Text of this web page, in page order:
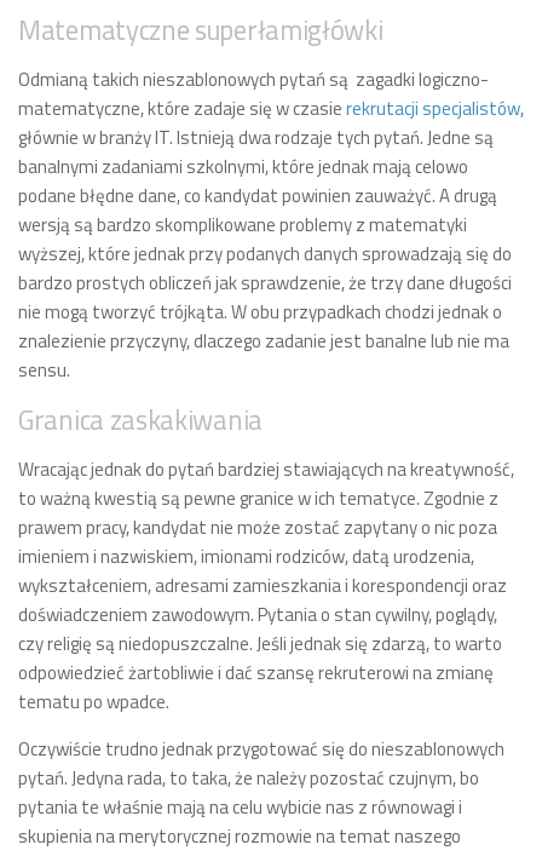
Matematyczne superłamigłówki
Odmianą takich nieszablonowych pytań są zagadki logiczno-
matematyczne, które zadaje się w czasierekrutacji specjalistów,
głównie w branży IT. Istnieją dwa rodzaje tych pytań. Jedne są
banalnymi zadaniami szkolnymi, które jednak mają celowo
podane błędne dane, co kandydat powinien zauważyć. A drugą
wersją są bardzo skomplikowane problemy z matematyki
wyższej, które jednak przy podanych danych sprowadzają się do
bardzo prostych obliczeń jak sprawdzenie, że trzy dane długości
nie mogą tworzyć trójkąta. W obu przypadkach chodzi jednak o
znalezienie przyczyny, dlaczego zadanie jest banalne lub nie ma
sensu.
Granica zaskakiwania
Wracając jednak do pytań bardziej stawiających na kreatywność,
to ważną kwestią są pewne granice w ich tematyce. Zgodnie z
prawem pracy, kandydat nie może zostać zapytany o nic poza
imieniem i nazwiskiem, imionami rodziców, datą urodzenia,
wykształceniem, adresami zamieszkania i korespondencji oraz
doświadczeniem zawodowym. Pytania o stan cywilny, poglądy,
czy religię są niedopuszczalne. Jeśli jednak się zdarzą, to warto
odpowiedzieć żartobliwie i dać szansę rekruterowi na zmianę
tematu po wpadce.
Oczywiście trudno jednak przygotować się do nieszablonowych
pytań. Jedyna rada, to taka, że należy pozostać czujnym, bo
pytania te właśnie mają na celu wybicie nas z równowagi i
skupienia na merytorycznej rozmowie na temat naszego